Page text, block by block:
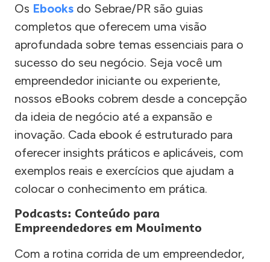
Os Ebooks do Sebrae/PR são guias
completos que oferecem uma visão
aprofundada sobre temas essenciais para o
sucesso do seu negócio. Seja você um
empreendedor iniciante ou experiente,
nossos eBooks cobrem desde a concepção
da ideia de negócio até a expansão e
inovação. Cada ebook é estruturado para
oferecer insights práticos e aplicáveis, com
exemplos reais e exercícios que ajudam a
colocar o conhecimento em prática.
Podcasts: Conteúdo para
Empreendedores em Movimento
Com a rotina corrida de um empreendedor,